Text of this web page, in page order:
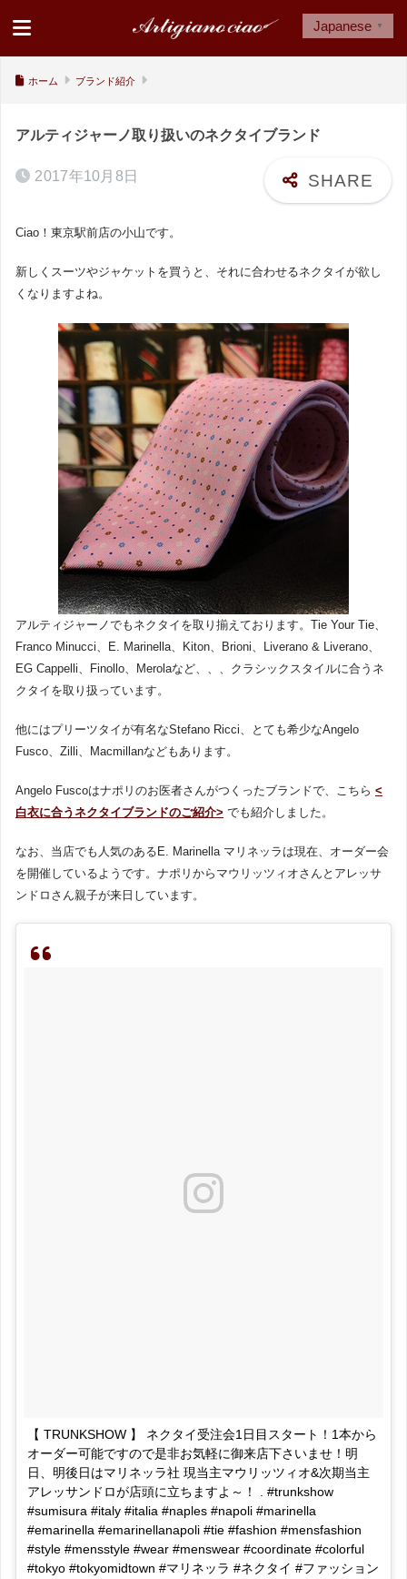
ホーム ブランド紹介
アルティジャーノ取り扱いのネクタイブランド
2017年10月8日
Ciao！東京駅前店の小山です。
新しくスーツやジャケットを買うと、それに合わせるネクタイが欲し
くなりますよね。
アルティジャーノでもネクタイを取り揃えております。Tie Your Tie、
Franco Minucci、E. Marinella、Kiton、Brioni、Liverano & Liverano、
EG Cappelli、Finollo、Merolaなど、、、クラシックスタイルに合うネ
クタイを取り扱っています。
他にはプリーツタイが有名なStefano Ricci、とても希少なAngelo
Fusco、Zilli、Macmillanなどもあります。
Angelo Fuscoはナポリのお医者さんがつくったブランドで、こちら <
白衣に合うネクタイブランドのご紹介> でも紹介しました。
なお、当店でも人気のあるE. Marinella マリネッラは現在、オーダー会
を開催しているようです。ナポリからマウリッツィオさんとアレッサ
ンドロさん親子が来日しています。
【 TRUNKSHOW 】 ネクタイ受注会1日目スタート！1本から
オーダー可能ですので是非お気軽に御来店下さいませ！明
日、明後日はマリネッラ社 現当主マウリッツィオ&次期当主
アレッサンドロが店頭に立ちますよ～！ . #trunkshow
#sumisura #italy #italia #naples #napoli #marinella
#emarinella #emarinellanapoli #tie #fashion #mensfashion
#style #mensstyle #wear #menswear #coordinate #colorful
#tokyo #tokyomidtown #マリネッラ #ネクタイ #ファッション
Japanese ▼